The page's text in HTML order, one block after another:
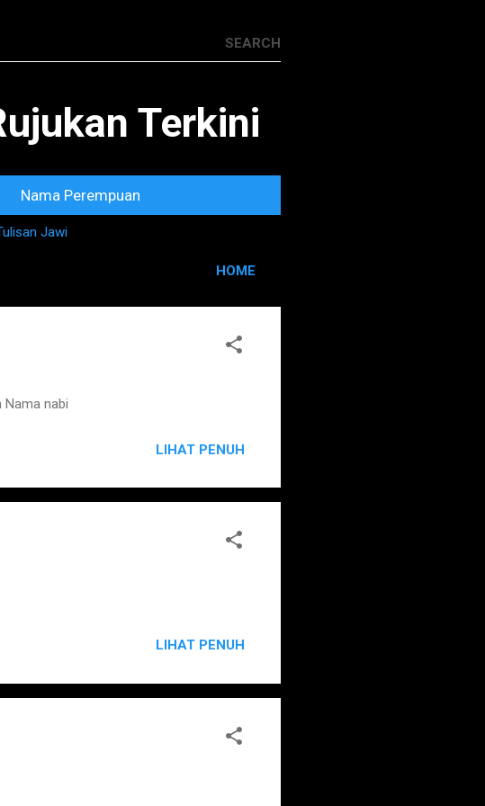
Terkini
Nama Perempuan
Jawi
HOME
Nama nabi
LIHAT PENUH
LIHAT PENUH